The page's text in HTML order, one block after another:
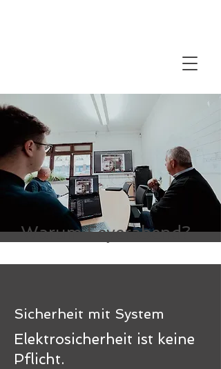
Warum Feyerabend?
Sicherheit mit System
Elektrosicherheit ist keine
Pflicht.